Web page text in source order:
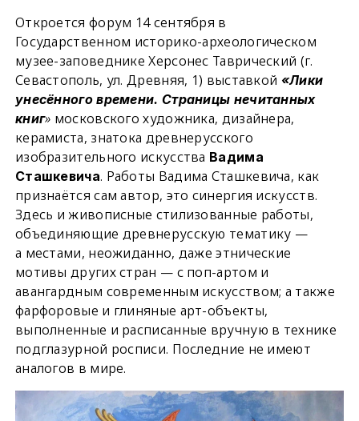
Откроется форум 14 сентября в
Государственном историко-археологическом
музее-заповеднике Херсонес Таврический (г.
Севастополь, ул. Древняя, 1) выставкой «Лики
унесённого времени. Страницы нечитанных
книг» московского художника, дизайнера,
керамиста, знатока древнерусского
изобразительного искусства Вадима
Сташкевича. Работы Вадима Сташкевича, как
признаётся сам автор, это синергия искусств.
Здесь и живописные стилизованные работы,
объединяющие древнерусскую тематику —
а местами, неожиданно, даже этнические
мотивы других стран — с поп-артом и
авангардным современным искусством; а также
фарфоровые и глиняные арт-объекты,
выполненные и расписанные вручную в технике
подглазурной росписи. Последние не имеют
аналогов в мире.